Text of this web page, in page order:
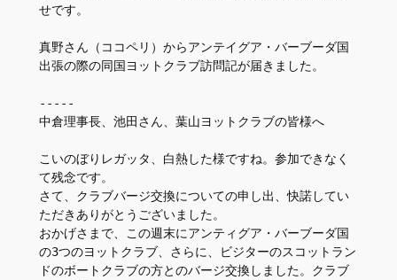
せです。
真野さん（ココペリ）からアンテイグア・バーブーダ国
出張の際の同国ヨットクラブ訪問記が届きました。
-----
中倉理事長、池田さん、葉山ヨットクラブの皆様へ
こいのぼりレガッタ、白熱した様ですね。参加できなく
て残念です。
さて、クラブバージ交換についての申し出、快諾してい
ただきありがとうございました。
おかげさまで、この週末にアンティグア・バーブーダ国
の3つのヨットクラブ、さらに、ビジターのスコットラン
ドのボートクラブの方とのバージ交換しました。クラブ